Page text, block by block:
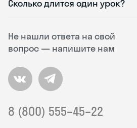
Не нашли ответа на свой
вопрос — напишите нам
8 (800) 555–45–22
Сколько длится один урок?